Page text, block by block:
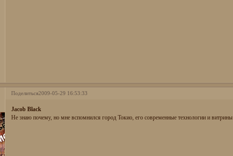
Поделиться2009-05-29 16:53:33
Jacob Black
Не знаю почему, но мне вспомнился город Токио, его современные технологии и